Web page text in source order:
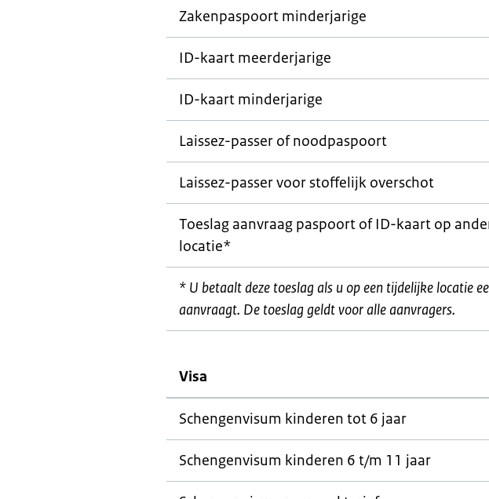
Zakenpaspoort minderjarige
ID-kaart meerderjarige
ID-kaart minderjarige
Laissez-passer of noodpaspoort
Laissez-passervoor stoffelijk overschot
Toeslag aanvraag paspoort of ID-kaart op
locatie*
* U betaalt deze toeslag als u op een tijdelijke locatie
aanvraagt. De toeslag geldt voor alle aanvragers.
Visa
Schengenvisum kinderen tot 6 jaar
Schengenvisum kinderen 6 t/m 11 jaar